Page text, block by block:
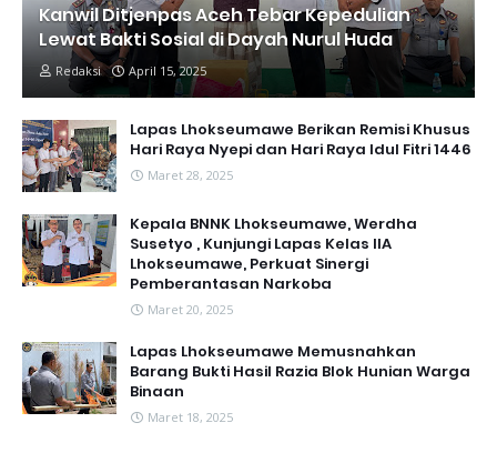
Kanwil Ditjenpas Aceh Tebar Kepedulian
Lewat Bakti Sosial di Dayah Nurul Huda
Redaksi April 15, 2025
Lapas Lhokseumawe Berikan Remisi Khusus
Hari Raya Nyepi dan Hari Raya Idul Fitri 1446
Maret 28, 2025
Kepala BNNK Lhokseumawe, Werdha
Susetyo , Kunjungi Lapas Kelas IIA
Lhokseumawe, Perkuat Sinergi
Pemberantasan Narkoba
Maret 20, 2025
Lapas Lhokseumawe Memusnahkan
Barang Bukti Hasil Razia Blok Hunian Warga
Binaan
Maret 18, 2025